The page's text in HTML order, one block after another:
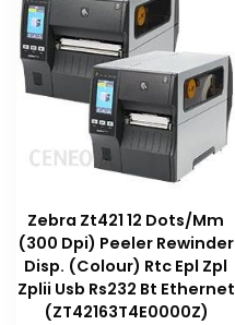
Zebra Zt421 12 Dots/Mm
(300 Dpi) Peeler Rewinder
Disp. (Colour) Rtc Epl Zpl
Zplii Usb Rs232 Bt Ethernet
(ZT42163T4E0000Z)